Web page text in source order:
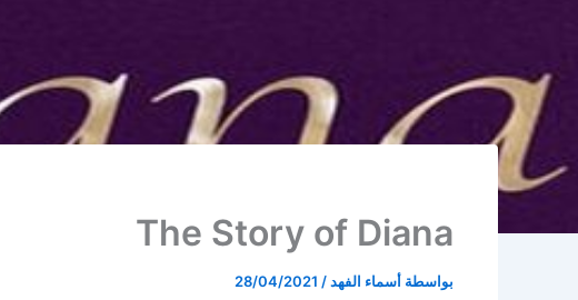
The Story of Diana
بواسطة أسماء الفهد/
28/04/2021